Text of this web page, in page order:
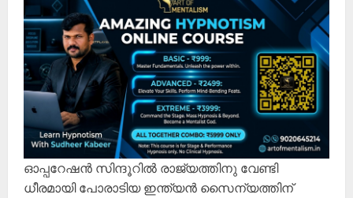
ഓപ്പറേഷൻ സിന്ദൂറിൽ രാജ്യത്തിനു വേണ്ടി
ധീരമായി പോരാടിയ ഇന്ത്യൻ സൈന്യത്തിന്